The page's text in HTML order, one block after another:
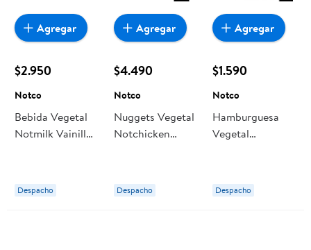
$2.950
Notco
Bebida Vegetal
Notmilk Vainilla
Despacho
Agregar
$4.490
Notco
Nuggets Vegetal
Notchicken
Despacho
Agregar
$1.590
Notco
Hamburguesa
Vegetal
Despacho
Agregar